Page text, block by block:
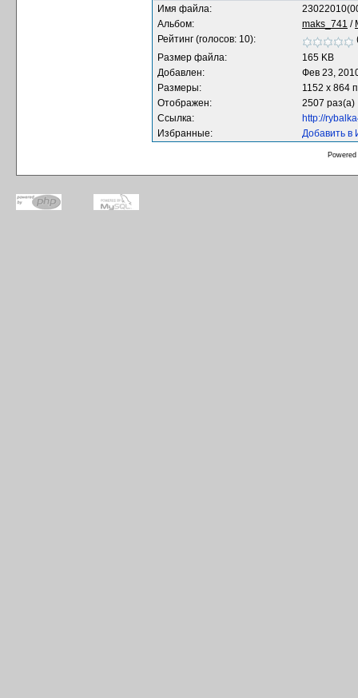
Имя файла:
Альбом:
maks_741 /
Рейтинг (голосов: 10):
Размер файла:
165 KB
Добавлен:
Фев 23,
Размеры:
1152 x 864
Отображен:
2507 раз(а)
Ссылка:
http://
Избранные:
Добавить в